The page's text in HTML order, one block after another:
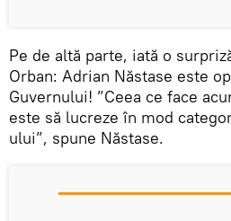
Pe de altă parte, iată o
Orban: Adrian Năstase este
Guvernului! ”Ceea ce face
este să lucreze în mod
ului”, spune Năstase.